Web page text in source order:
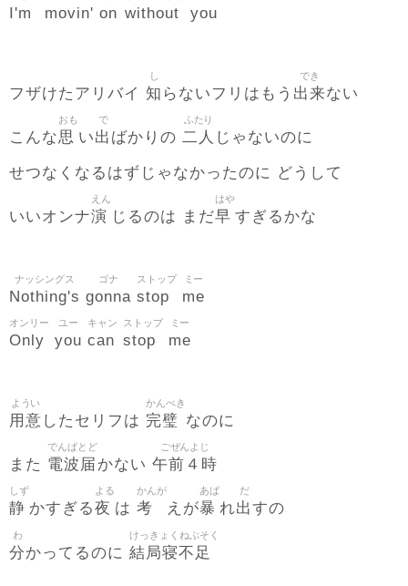
I'm movin' on without you
フザけたアリバイ 知
し
らないフリはもう 出来
でき
ない
こんな思
おも
い出
で
ばかりの 二人
ふたり
じゃないのに
せつなくなるはずじゃなかったのに どうして
いいオンナ演
えん
じるのは まだ早
はや
すぎるかな
Nothing's
ナッシングス
gonna
ゴナ
stop
ストップ
me
ミー
Only
オンリー
you
ユー
can
キャン
stop
ストップ
me
ミー
用意
ようい
したセリフは 完璧
かんぺき
なのに
また 電波届
でんぱとど
かない 午前４時
ごぜんよじ
静
しず
かすぎる夜
よる
は 考
かんが
えが暴
あば
れ出
だ
すの
分
わ
かってるのに 結局寝不足
けっきょくねぶそく